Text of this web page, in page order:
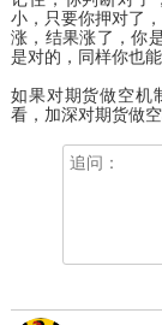
小，只要你押对了
涨，结果涨了，你
是对的，同样你也能
如果对期货做空机
看，加深对期货做空